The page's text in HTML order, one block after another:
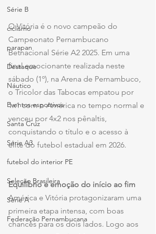
Série B
ciclismo
parapan
Destaque
Náutico
Eventos esportivos
Santa Cruz
Série A3
futebol do interior PE
Seleção Brasileira
Série A
Federação Pernambucana
O Vitória é o novo campeão do
Campeonato Pernambucano
Betnacional Série A2 2025. Em uma
final emocionante realizada neste
sábado (1º), na Arena de Pernambuco,
o Tricolor das Tabocas empatou por
1x1 com o América no tempo normal e
venceu por 4x2 nos pênaltis,
conquistando o título e o acesso à
elite do futebol estadual em 2026.
Equilíbrio e emoção do início ao fim
América e Vitória protagonizaram uma
primeira etapa intensa, com boas
chances para os dois lados. Logo aos